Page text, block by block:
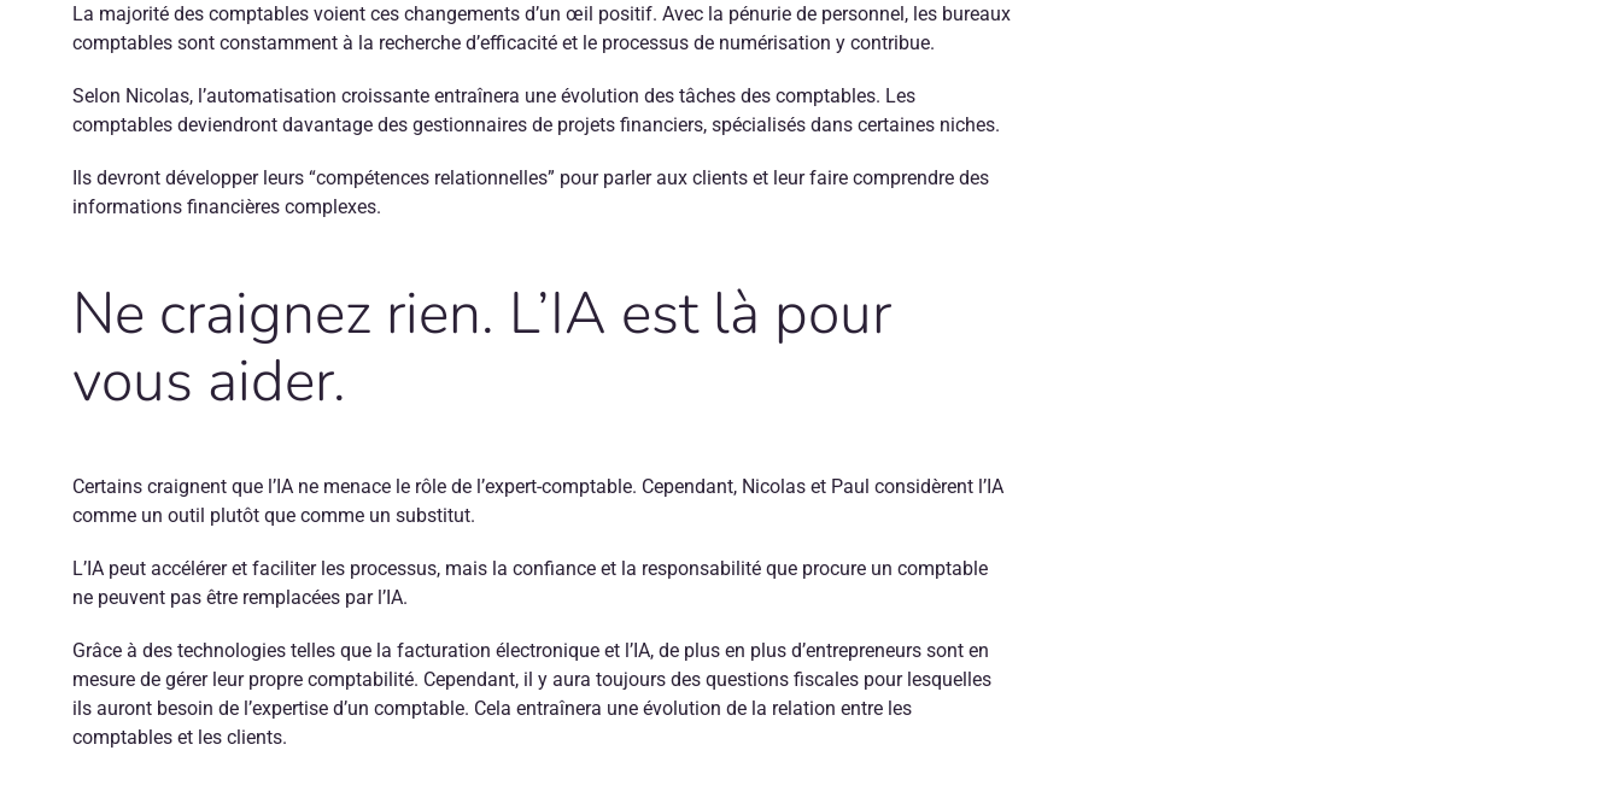
La majorité des comptables voient ces changements d’un œil positif. Avec la pénurie de personnel, les bureaux
comptables sont constamment à la recherche d’efficacité et le processus de numérisation y contribue.
Selon Nicolas, l’automatisation croissante entraînera une évolution des tâches des comptables. Les
comptables deviendront davantage des gestionnaires de projets financiers, spécialisés dans certaines niches.
Ils devront développer leurs “compétences relationnelles” pour parler aux clients et leur faire comprendre des
informations financières complexes.
Ne craignez rien. L’IA est là pour
vous aider.
Certains craignent que l’IA ne menace le rôle de l’expert-comptable. Cependant, Nicolas et Paul considèrent l’IA
comme un outil plutôt que comme un substitut.
L’IA peut accélérer et faciliter les processus, mais la confiance et la responsabilité que procure un comptable
ne peuvent pas être remplacées par l’IA.
Grâce à des technologies telles que la facturation électronique et l’IA, de plus en plus d’entrepreneurs sont en
mesure de gérer leur propre comptabilité. Cependant, il y aura toujours des questions fiscales pour lesquelles
ils auront besoin de l’expertise d’un comptable. Cela entraînera une évolution de la relation entre les
comptables et les clients.